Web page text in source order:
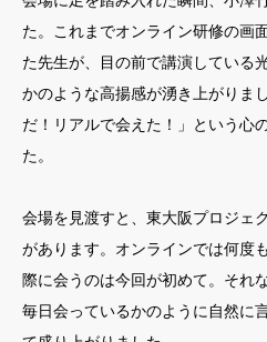
た。これまでオンライン研修の画
た先生が、目の前で講演している
かのような高揚感が湧き上がりま
だ！リアルで会えた！」という心
た。
会場を見渡すと、東大阪プロジェ
があります。オンラインでは何度
際に会うのは今回が初めて。それ
毎日会っているかのように自然に